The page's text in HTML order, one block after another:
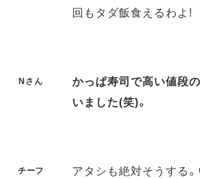
回もタダ飯食えるわよ!
Nさん
かっぱ寿司で高い値段
いました(笑)。
チーフ アタシも絶対そうする